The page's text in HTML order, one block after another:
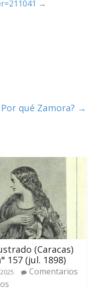
→
Por qué Zamora? →
(Caracas)
157 (jul. 1898)
Comentarios